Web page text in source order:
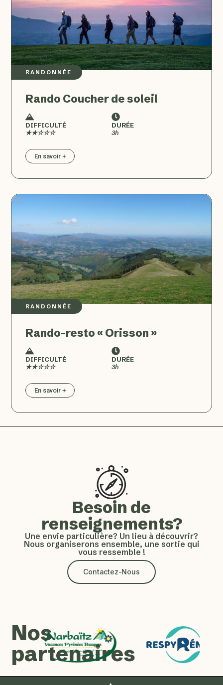
RANDONNÉE
Rando Coucher de soleil
DIFFICULTÉ
★★☆☆☆
DURÉE
3h
En savoir +
RANDONNÉE
Rando-resto « Orisson »
DIFFICULTÉ
★★☆☆☆
DURÉE
3h
En savoir +
Besoin de
renseignements?
Une envie particulière? Un lieu à découvrir?
Nous organiserons ensemble, une sortie qui
vous ressemble !
Contactez-Nous
Nos
partenaires